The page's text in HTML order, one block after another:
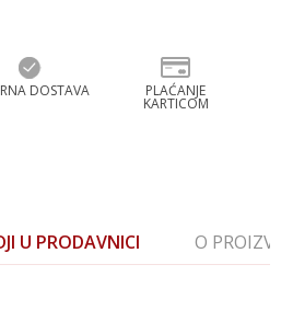
DOSTAVA PLAĆANJE
KARTICOM
U PRODAVNICI O